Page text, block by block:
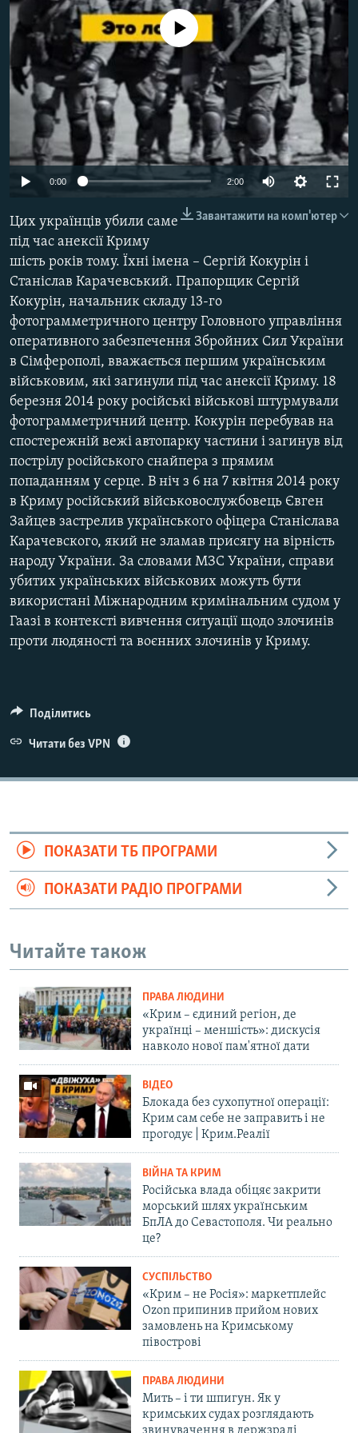
ВІДЕОУРОКИ «ELIFBE»
СВІДЧЕННЯ ОКУПАЦІЇ
УКРАЇНСЬКА ПРОБЛЕМА КРИМУ
ІНФОГРАФІКА
Русский
Qırımtatar
ДОЛУЧАЙСЯ!
Усі сайти RFE/RL
No media source currently available
0:00 2:00
Завантажити на комп'ютер
Цих українців убили саме
під час анексії Криму
шість років тому. Їхні імена – Сергій Кокурін і
Станіслав Карачевський. Прапорщик Сергій
Кокурін, начальник складу 13-го
фотограмметричного центру Головного управління
оперативного забезпечення Збройних Сил України
в Сімферополі, вважається першим українським
військовим, які загинули під час анексії Криму. 18
березня 2014 року російські військові штурмували
фотограмметричний центр. Кокурін перебував на
спостережній вежі автопарку частини і загинув від
пострілу російського снайпера з прямим
попаданням у серце. В ніч з 6 на 7 квітня 2014 року
в Криму російський військовослужбовець Євген
Зайцев застрелив українського офіцера Станіслава
Карачевского, який не зламав присягу на вірність
народу України. За словами МЗС України, справи
убитих українських військових можуть бути
використані Міжнародним кримінальним судом у
Гаазі в контексті вивчення ситуації щодо злочинів
проти людяності та воєнних злочинів у Криму.
Поділитись
Читати без VPN
ПОКАЗАТИ ТБ ПРОГРАМИ
ПОКАЗАТИ РАДІО ПРОГРАМИ
Читайте також
ПРАВА ЛЮДИНИ
«Крим – єдиний регіон, де
українці – меншість»: дискусія
навколо нової пам'ятної дати
ВІДЕО
Блокада без сухопутної операції:
Крим сам себе не заправить і не
прогодує | Крим.Реалії
ВІЙНА ТА КРИМ
Російська влада обіцяє закрити
морський шлях українським
БпЛА до Севастополя. Чи реально
це?
СУСПІЛЬСТВО
«Крим – не Росія»: маркетплейс
Ozon припинив прийом нових
замовлень на Кримському
півострові
ПРАВА ЛЮДИНИ
Мить – і ти шпигун. Як у
кримських судах розглядають